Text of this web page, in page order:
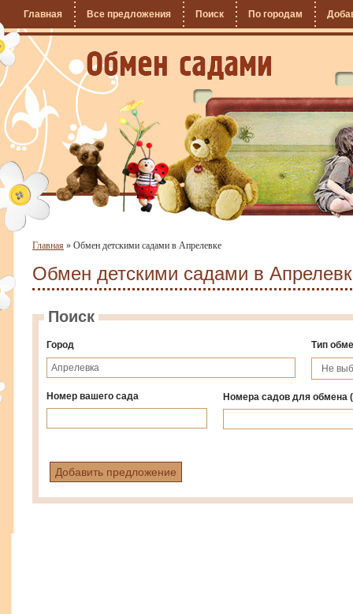
Главная Все предложения Поиск По городам
Главная » Обмен детскими садами в Апрелевке
Обмен детскими садами в
Поиск
Город Тип
Номер вашего сада Номера садов для обмена(
Добавить предложение